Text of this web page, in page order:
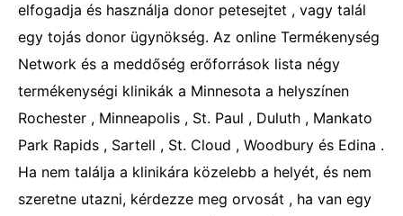
elfogadja és használja donor petesejtet , vagy talál
egy tojás donor ügynökség. Az online Termékenység
Network és a meddőség erőforrások lista négy
termékenységi klinikák a Minnesota a helyszínen
Rochester , Minneapolis , St. Paul , Duluth , Mankato
Park Rapids , Sartell , St. Cloud , Woodbury és Edina .
Ha nem találja a klinikára közelebb a helyét, és nem
szeretne utazni, kérdezze meg orvosát , ha van egy